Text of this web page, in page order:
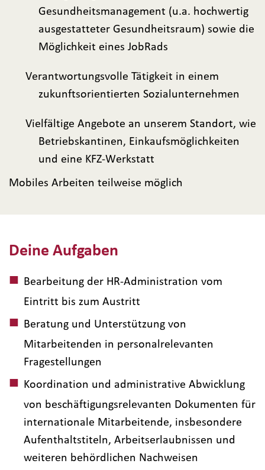
Deine Aufgaben
Bearbeitung der HR-Administration vom
Eintritt bis zum Austritt
Beratung und Unterstützung von
Mitarbeitenden in personalrelevanten
Fragestellungen
Koordination und administrative Abwicklung
von beschäftigungsrelevanten Dokumenten für
internationale Mitarbeitende, insbesondere
Aufenthaltstiteln, Arbeitserlaubnissen und
weiteren behördlichen Nachweisen
Gesundheitsmanagement (u.a. hochwertig
ausgestatteter Gesundheitsraum) sowie die
Möglichkeit eines JobRads
Verantwortungsvolle Tätigkeit in einem
zukunftsorientierten Sozialunternehmen
Vielfältige Angebote an unserem Standort, wie
Betriebskantinen, Einkaufsmöglichkeiten
und eine KFZ-Werkstatt
Mobiles Arbeiten teilweise möglich